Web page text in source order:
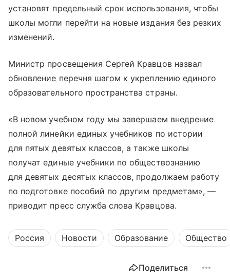
установят предельный срок использования, чтобы
школы могли перейти на новые издания без резких
изменений.
Министр просвещения Сергей Кравцов назвал
обновление перечня шагом к укреплению единого
образовательного пространства страны.
«В новом учебном году мы завершаем внедрение
полной линейки единых учебников по истории
для пятых девятых классов, а также школы
получат единые учебники по обществознанию
для девятых десятых классов, продолжаем работу
по подготовке пособий по другим предметам», —
приводит пресс служба слова Кравцова.
Россия Новости Образование Общество
Поделиться